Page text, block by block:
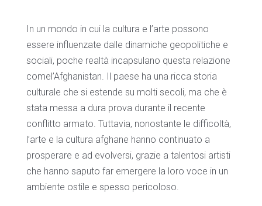
In un mondo in cui la cultura e l’arte possono
essere influenzate dalle dinamiche geopolitiche e
sociali, poche realtà incapsulano questa relazione
comel’Afghanistan. Il paese ha una ricca storia
culturale che si estende su molti secoli, ma che è
stata messa a dura prova durante il recente
conflitto armato. Tuttavia, nonostante le difficoltà,
l’arte e la cultura afghane hanno continuato a
prosperare e ad evolversi, grazie a talentosi artisti
che hanno saputo far emergere la loro voce in un
ambiente ostile e spesso pericoloso.